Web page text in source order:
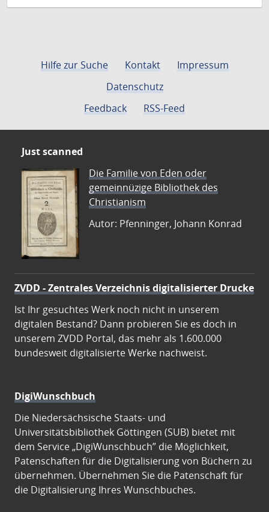
Hilfe zur Suche Kontakt
Impressum
Datenschutz
Feedback
RSS-Feed
Just scanned
Die Familie von Eden oder
gemeinnüzige Bibliothek des
Christianism
Autor: Pfenninger, Johann Konrad
ZVDD - Zentrales Verzeichnis digitalisierter Drucke
Ist Ihr gesuchtes Werk noch nicht in unserem
digitalen Bestand? Dann probieren Sie es doch in
unserem ZVDD Portal, das mehr als 1.600.000
bundesweit digitalisierte Werke nachweist.
DigiWunschbuch
Die Niedersächsische Staats- und
Universitätsbibliothek Göttingen (SUB) bietet mit
dem Service „DigiWunschbuch” die Möglichkeit,
Patenschaften für die Digitalisierung von Büchern zu
übernehmen. Übernehmen Sie die Patenschaft für
die Digitalisierung Ihres Wunschbuches.